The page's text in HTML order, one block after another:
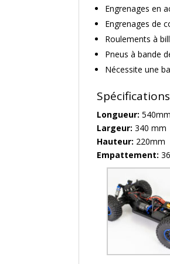
Engrenages en
Engrenages de
Roulements à
Pneus à bande
Nécessite une
Spécifications
Longueur: 540mm
Largeur: 340 mm
Hauteur: 220mm
Empattement: